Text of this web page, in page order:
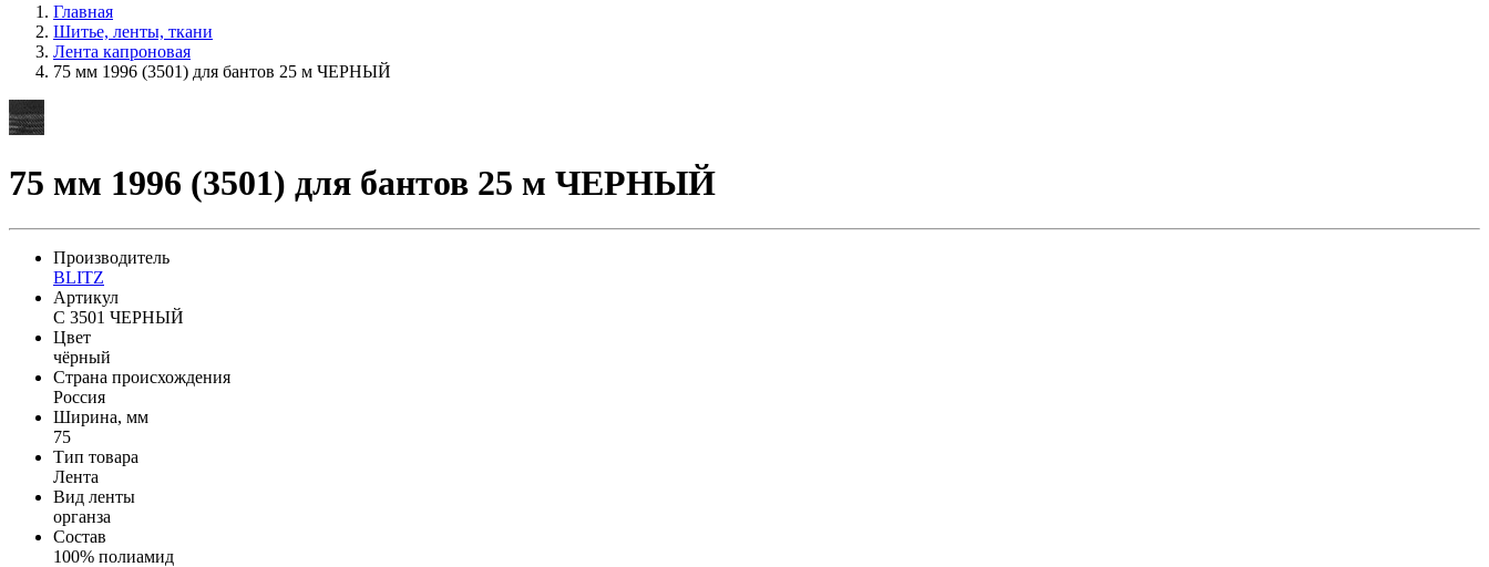
Главная
Шитье, ленты, ткани
Лента капроновая
75 мм 1996 (3501) для бантов 25 м ЧЕРНЫЙ
75 мм 1996 (3501) для бантов 25 м ЧЕРНЫЙ
Производитель
BLITZ
Артикул
C 3501 ЧЕРНЫЙ
Цвет
чёрный
Страна происхождения
Россия
Ширина, мм
75
Тип товара
Лента
Вид ленты
органза
Состав
100% полиамид